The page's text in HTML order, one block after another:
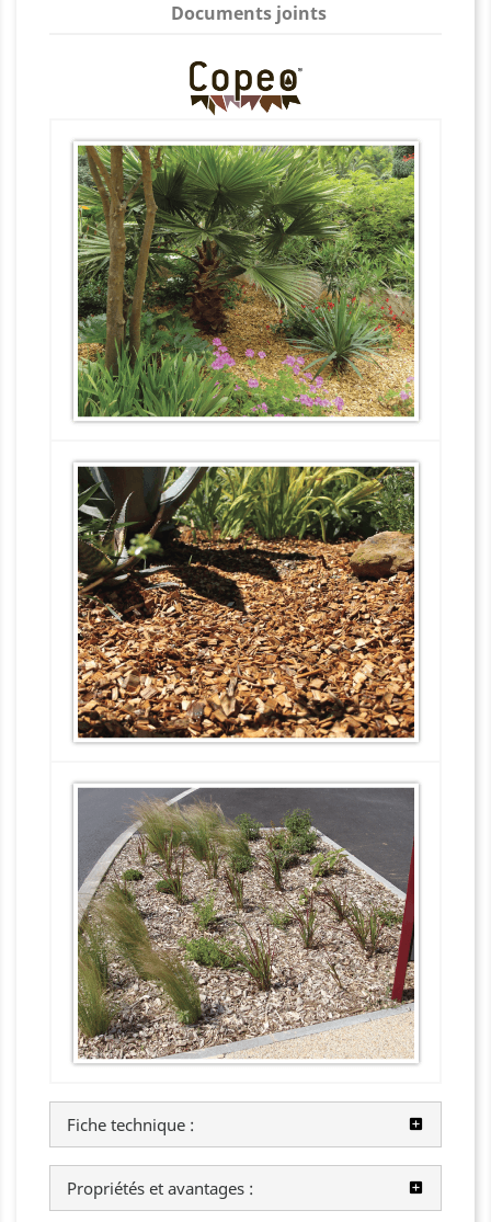
Documents joints
Fiche technique :
Propriétés et avantages :